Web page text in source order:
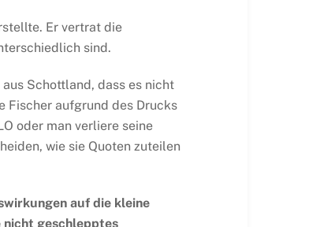
Er vertrat die
sind.
Schottland, dass es nicht
Fischer aufgrund des Drucks
oder man verliere seine
wie sie Quoten zuteilen
auf die kleine
nicht geschlepptes